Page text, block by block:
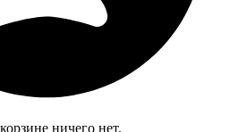
ничего нет.